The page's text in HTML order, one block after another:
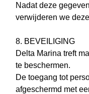
Nadat deze
verwijderen we
8. BEVEILIGING
Delta Marina treft
te beschermen.
De toegang tot
afgeschermd met